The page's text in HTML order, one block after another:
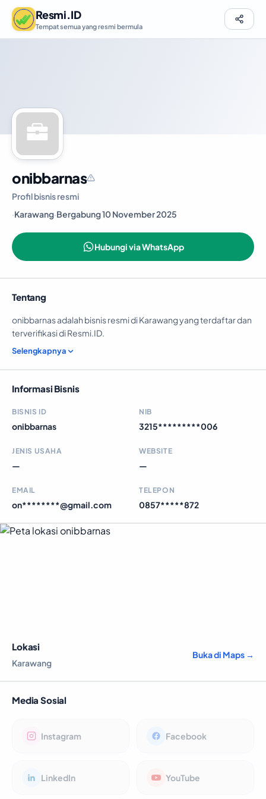
Resmi.ID
Tempat semua yang resmi bermula
onibbarnas
Profil bisnis resmi
·Karawang·Bergabung 10 November 2025
Hubungi via WhatsApp
Tentang
onibbarnas adalah bisnis resmi di Karawang yang terdaftar dan
terverifikasi di Resmi.ID.
Selengkapnya
Informasi Bisnis
BISNIS ID
onibbarnas
NIB
3215*********006
JENIS USAHA
—
WEBSITE
—
EMAIL
on********@gmail.com
TELEPON
0857*****872
Lokasi
Karawang
Buka di Maps →
Media Sosial
Instagram Facebook
LinkedIn YouTube